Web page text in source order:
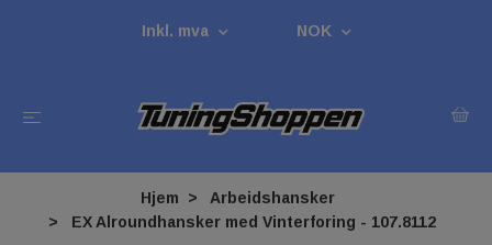
Inkl. mva NOK
Hjem
Arbeidshansker
EX Alroundhansker med Vinterforing - 107.8112